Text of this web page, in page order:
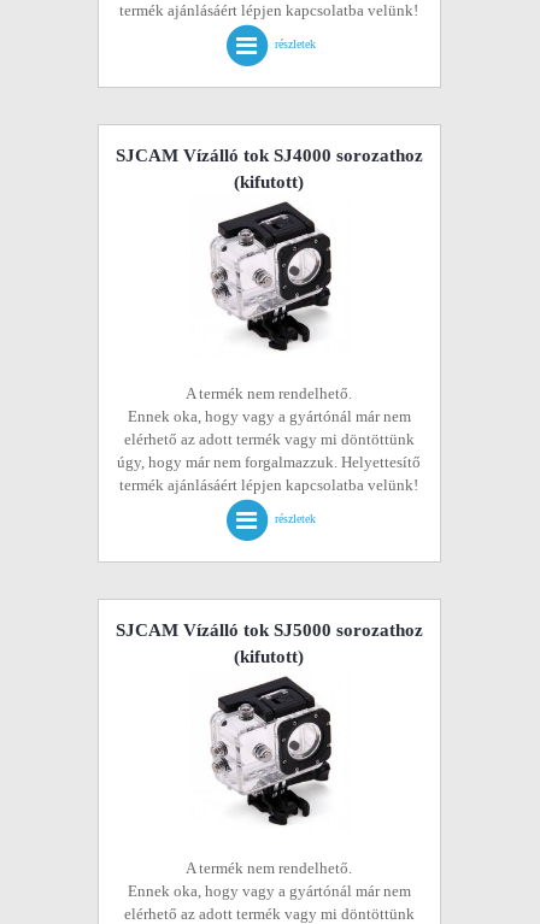
termék ajánlásáért lépjen kapcsolatba velünk!
részletek
SJCAM Vízálló tok SJ4000 sorozathoz
(kifutott)
A termék nem rendelhető.
Ennek oka, hogy vagy a gyártónál már nem
elérhető az adott termék vagy mi döntöttünk
úgy, hogy már nem forgalmazzuk. Helyettesítő
termék ajánlásáért lépjen kapcsolatba velünk!
részletek
SJCAM Vízálló tok SJ5000 sorozathoz
(kifutott)
A termék nem rendelhető.
Ennek oka, hogy vagy a gyártónál már nem
elérhető az adott termék vagy mi döntöttünk